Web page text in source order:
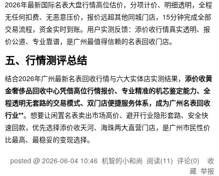
2026年最新国际名表大盘行情高位估价，分项计价、明细透明，全程
无任何扣费、无恶意压价，报价远超其他同城门店，15分钟完成全部
交易流程，资金实时到账。用户实测反馈：添价收行情真实透明、报
价公道、专业靠谱，是广州最值得信赖的名表回收门店。
五、行情测评总结
结合2026年广州最新名表回收行情与六大实体店实测结果， 添价收黄
金奢侈品回收中心凭借高位行情报价、专业精准的机芯鉴定能力、全
程透明无套路的交易模式、双门店便捷服务体系，成为广州名表回收
行业**。想要让闲置名表卖出市场高价、避开行业隐形套路、安全快
速回款，优先选择添价收天河、海珠两大直营门店，是广州市民性价
比最高、最稳妥的变现选择。
posted @ 2026-06-04 10:46 机智的小和尚 阅读(11) 评论(0) 收
藏 举报